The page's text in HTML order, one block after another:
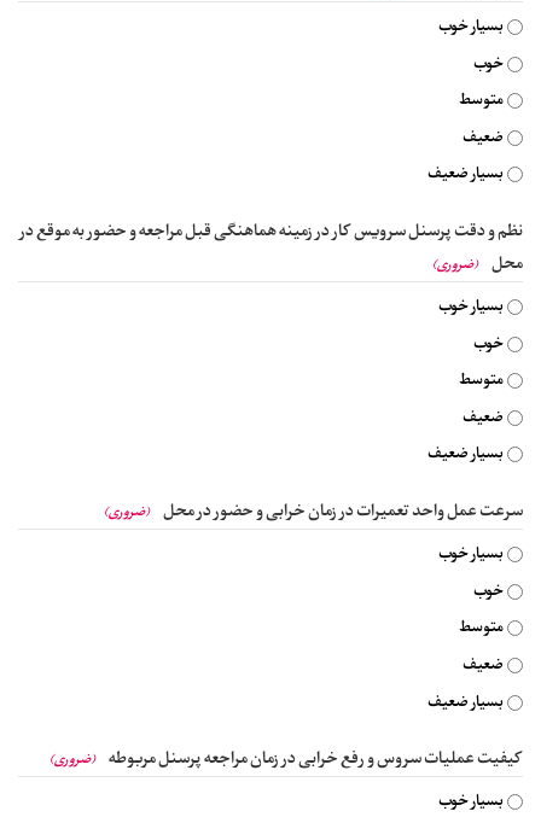
بسیار خوب
خوب
متوسط
ضعیف
بسیار ضعیف
نظم و دقت پرسنل سرویس کار در زمینه هماهنگی قبل مراجعه و حضور به موقع در
محل (ضروری)
بسیار خوب
خوب
متوسط
ضعیف
بسیار ضعیف
سرعت عمل واحد تعمیرات در زمان خرابی و حضور در محل (ضروری)
بسیار خوب
خوب
متوسط
ضعیف
بسیار ضعیف
کیفیت عملیات سروس و رفع خرابی در زمان مراجعه پرسنل مربوطه (ضروری)
بسیار خوب